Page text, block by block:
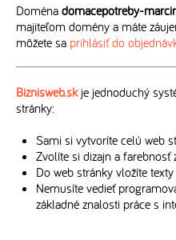
Doména domacepotreby-
majiteľom domény a máte
môžete sa prihlásiť do
Biznisweb.skje jednoduchý
stránky:
Sami si vytvoríte celú web
Zvolíte si dizajn a
Do web stránky vložíte
Nemusíte vedieť
základné znalosti práce s